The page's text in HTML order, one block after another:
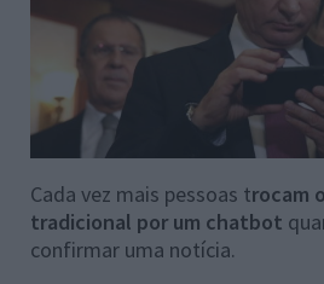
Cada vez mais pessoas trocam
tradicional por um chatbot
confirmar uma notícia.